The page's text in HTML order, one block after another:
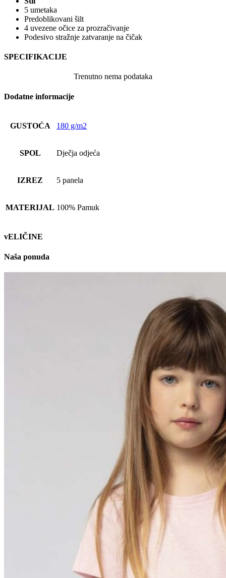
5 umetaka
Predoblikovani šilt
4 uvezene očice za prozračivanje
Podesivo stražnje zatvaranje na čičak
SPECIFIKACIJE
Trenutno nema podataka
Dodatne informacije
GUSTOĆA 180 g/m2
SPOL Dječja odjeća
IZREZ 5 panela
MATERIJAL 100% Pamuk
vELIČINE
Naša ponuda